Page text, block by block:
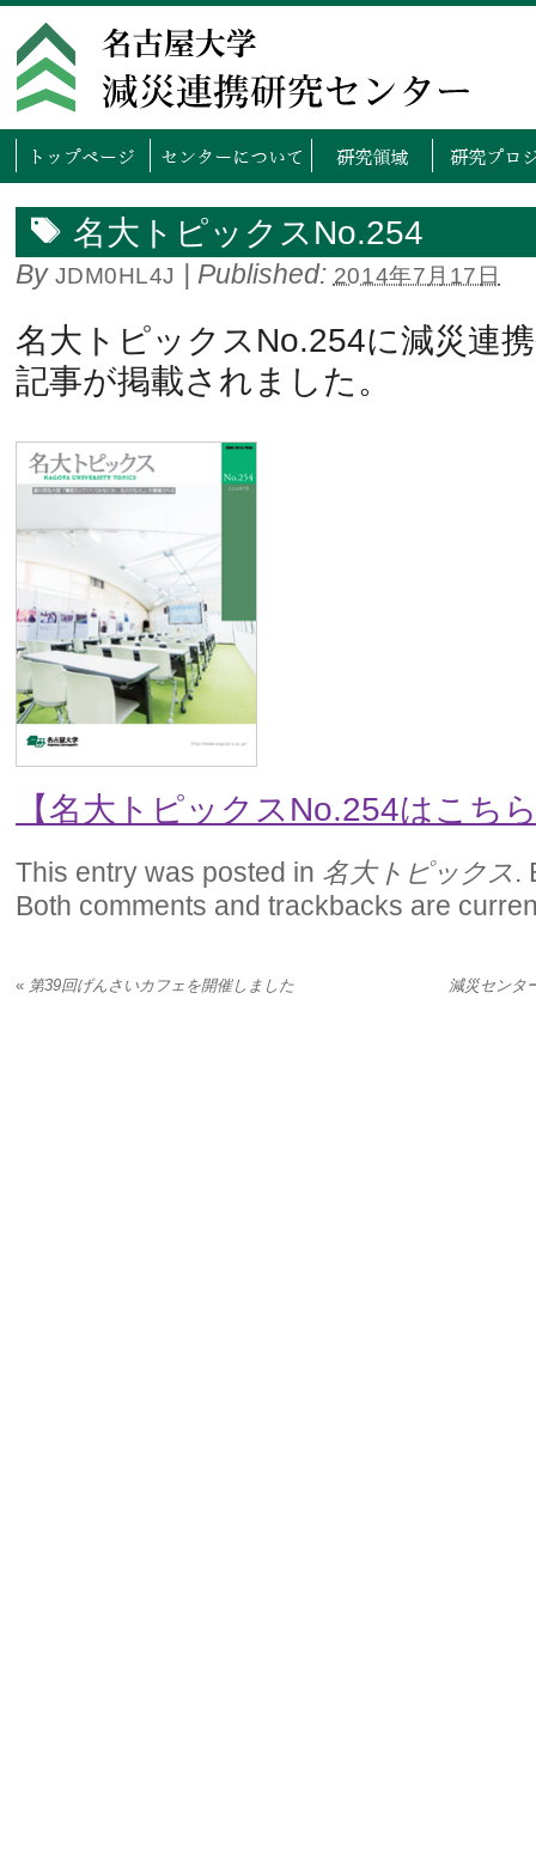
トップページ センタ
名大トピックスNo.254
By JDM0HL4J | Published: 2014年7月17日
名大トピックスNo.254に減災連
記事が掲載されました。
【名大トピックスNo.254はこち
This entry was posted in 名大トピックス.
Both comments and trackbacks are
«第39回げんさいカフェを開催しました 減災センタ